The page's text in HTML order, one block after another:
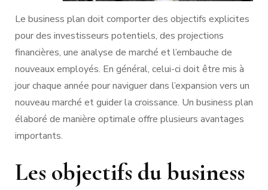
Le business plan doit comporter des objectifs explicites
pour des investisseurs potentiels, des projections
financières, une analyse de marché et l’embauche de
nouveaux employés. En général, celui-ci doit être mis à
jour chaque année pour naviguer dans l’expansion vers un
nouveau marché et guider la croissance. Un business plan
élaboré de manière optimale offre plusieurs avantages
importants.
Les objectifs du business